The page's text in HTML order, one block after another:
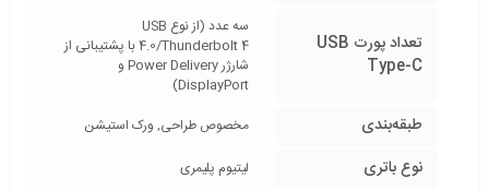
تعداد پورت USB
Type-C
سه عدد (از نوع USB
4.0/Thunderbolt 4 با پشتیبانی از
شارژر Power Delivery و
DisplayPort)
طبقه‌بندی مخصوص طراحی, ورک استیشن
نوع باتری لیتیوم پلیمری